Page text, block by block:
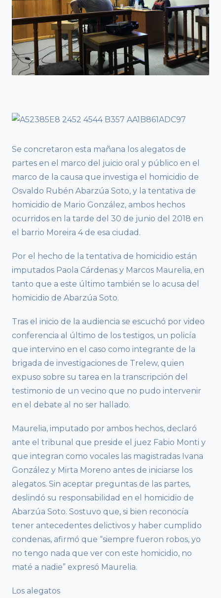
Se concretaron esta mañana los alegatos de
partes en el marco del juicio oral y público en el
marco de la causa que investiga el homicidio de
Osvaldo Rubén Abarzúa Soto, y la tentativa de
homicidio de Mario González, ambos hechos
ocurridos en la tarde del 30 de junio del 2018 en
el barrio Moreira 4 de esa ciudad.
Por el hecho de la tentativa de homicidio están
imputados Paola Cárdenas y Marcos Maurelia, en
tanto que a este último también se lo acusa del
homicidio de Abarzúa Soto.
Tras el inicio de la audiencia se escuchó por video
conferencia al último de los testigos, un policía
que intervino en el caso como integrante de la
brigada de investigaciones de Trelew, quien
expuso sobre su tarea en la transcripción del
testimonio de un vecino que no pudo intervenir
en el debate al no ser hallado.
Maurelia, imputado por ambos hechos, declaró
ante el tribunal que preside el juez Fabio Monti y
que integran como vocales las magistradas Ivana
González y Mirta Moreno antes de iniciarse los
alegatos. Sin aceptar preguntas de las partes,
deslindó su responsabilidad en el homicidio de
Abarzúa Soto. Sostuvo que, si bien reconocía
tener antecedentes delictivos y haber cumplido
condenas, afirmó que “siempre fueron robos, yo
no tengo nada que ver con este homicidio, no
maté a nadie” expresó Maurelia.
Los alegatos